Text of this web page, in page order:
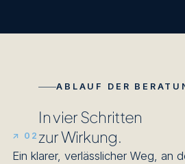
↗ 02
ABLAUF DER
In vier Schritten
zur Wirkung.
Ein klarer, verlässlicher Weg, an